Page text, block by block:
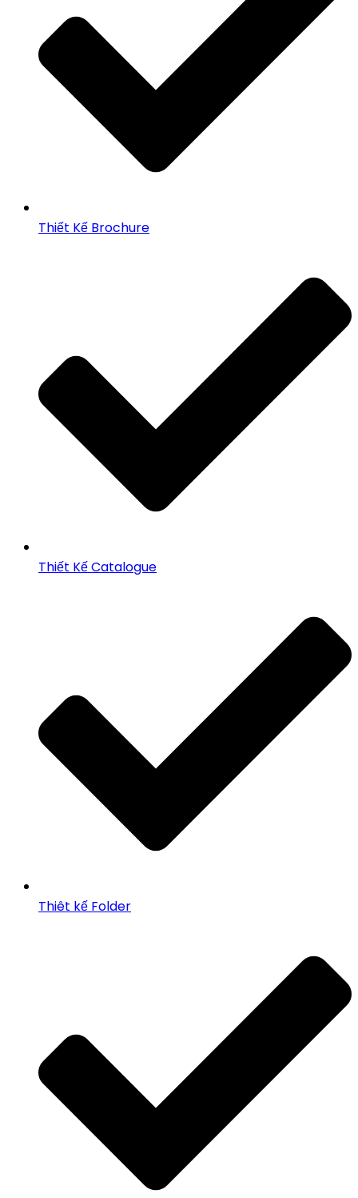
Thiết Kế Brochure
Thiết Kế Catalogue
Thiêt kế Folder